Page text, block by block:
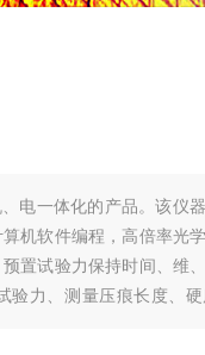
电一体化的产品。该仪
机软件编程，高倍率光
置试验力保持时间、维
力、测量压痕长度、硬